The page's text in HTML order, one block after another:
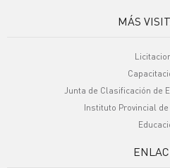
MÁS
Junta de Clasificación de
Instituto Provincial de